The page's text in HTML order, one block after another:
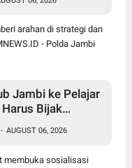
Personel
arahan di strategi dan
- Polda Jambi
Jambi ke Pelajar
Bijak
dan Perundungan
- AUGUST 06, 2026
membuka sosialisasi